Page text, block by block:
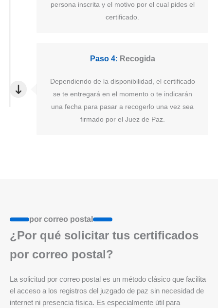
persona inscrita y el motivo por el cual pides el
certificado.
Paso 4: Recogida
Dependiendo de la disponibilidad, el certificado
se te entregará en el momento o te indicarán
una fecha para pasar a recogerlo una vez sea
firmado por el Juez de Paz.
por correo postal
¿Por qué solicitar tus certificados
por correo postal?
La solicitud por correo postal es un método clásico que facilita
el acceso a los registros del juzgado de paz sin necesidad de
internet ni presencia física. Es especialmente útil para